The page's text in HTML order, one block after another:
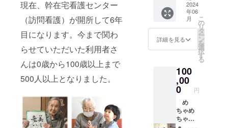
現在、幹在宅看護センター
（訪問看護）が開所して6年
目になります。今まで関わ
らせていただいた利用者さ
んは0歳から100歳以上まで
500人以上となりました。
ムペー
ジを幹
のホー
ムペー
ジとメ
しま
す。支
援時、
必ず備
考欄に
掲載を
希望さ
したオ
リジナ
ルアル
バム
（A4サ
イズ・
約15
ジ）を
お送り
しま
す。ま
た、お
名前、
もしく
できる
プラ
ン
100,000
円....心
をこめ
たお礼
ルと
「パン
deヒロ
オ バ
ラエ
ティー
セッ
2024
年06
月
詳細を見る
こ
の
リ
タ
ー
ン
を
選
択
す
る
100
,00
0 円
め
ちゃめ
ちゃ幹